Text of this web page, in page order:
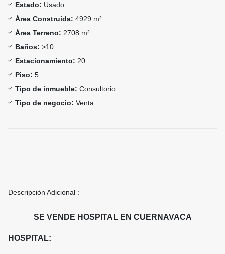
Estado: Usado
Área Construida: 4929 m²
Área Terreno: 2708 m²
Baños: >10
Estacionamiento: 20
Piso: 5
Tipo de inmueble: Consultorio
Tipo de negocio: Venta
Descripción Adicional :
SE VENDE HOSPITAL EN CUERNAVACA
HOSPITAL: